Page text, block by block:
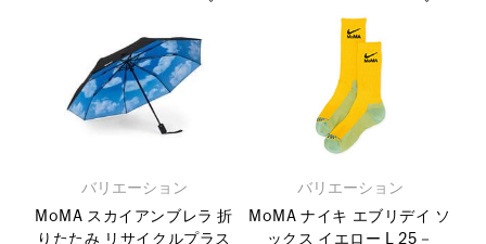
バリエーション
MoMA スカイアンブレラ 折
りたたみ リサイクルプラス
バリエーション
MoMA ナイキ エブリデイ ソ
ックス イエロー L 25－